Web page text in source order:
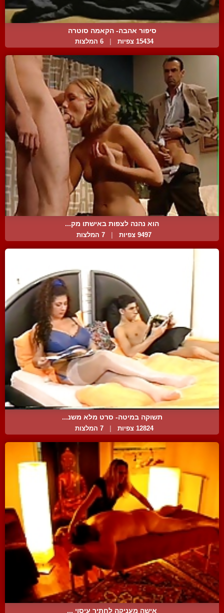
סיפור אהבה- הקאמה סוטרה
15434 צפיות 6 המלצות
הוא נהנה לצפות באישתו מק...
9497 צפיות 7 המלצות
תשוקה במיטה- סרט מלא משנ...
12824 צפיות | 7 המלצות
אישה מעניקה לחתיך עיסוי ...